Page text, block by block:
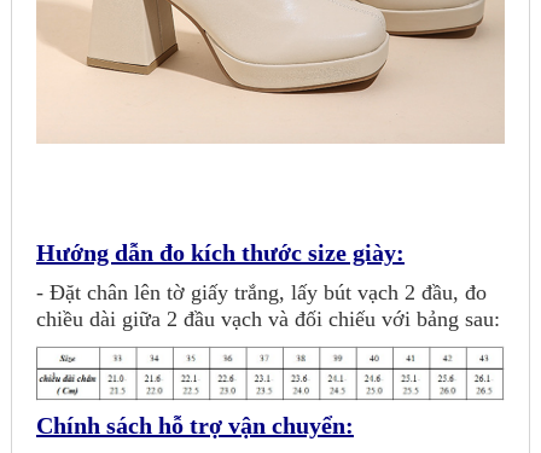
Hướng dẫn đo kích thước size giày:
- Đặt chân lên tờ giấy trắng, lấy bút vạch 2 đầu, đo
chiều dài giữa 2 đầu vạch và đối chiếu với bảng sau:
Chính sách hỗ trợ vận chuyển: